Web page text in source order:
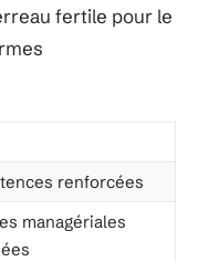
fertile pour le
renforcées
managériales